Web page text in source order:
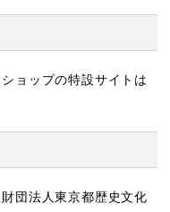
ョップの特設サイトは
団法人東京都歴史文化